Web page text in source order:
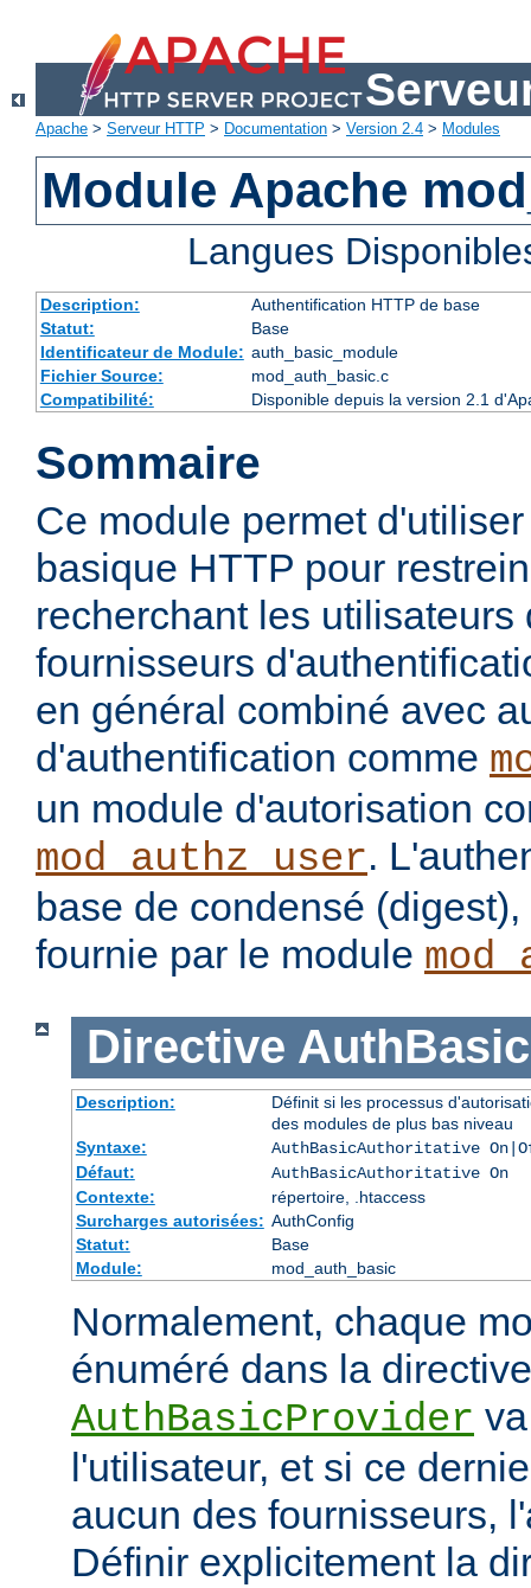
Apache > Serveur HTTP > Documentation > Version 2.4 > Modules
Module Apache
Langues
Description:
Authentification HTTP de base
Statut:
Base
Identificateur de Module: auth_basic_module
Fichier Source:
mod_auth_basic.c
Compatibilité:
Disponible depuis la version 2.1
Sommaire
Ce module permet
basique HTTP pour
recherchant les utilisateurs
fournisseurs
en général combiné avec
d'authentification comme
un module d'autorisation
mod_authz_user.
base de condensé
fournie par le module
Directive
Description:
Définit si les processus
des modules de plus bas niveau
Syntaxe:
AuthBasicAuthoritative
Défaut:
AuthBasicAuthoritative On
Contexte:
répertoire, .htaccess
Surcharges autorisées: AuthConfig
Statut:
Base
Module:
mod_auth_basic
Normalement, chaque
énuméré dans la directive
AuthBasicProvider
l'utilisateur, et si ce
aucun des fournisseurs,
Définir explicitement la